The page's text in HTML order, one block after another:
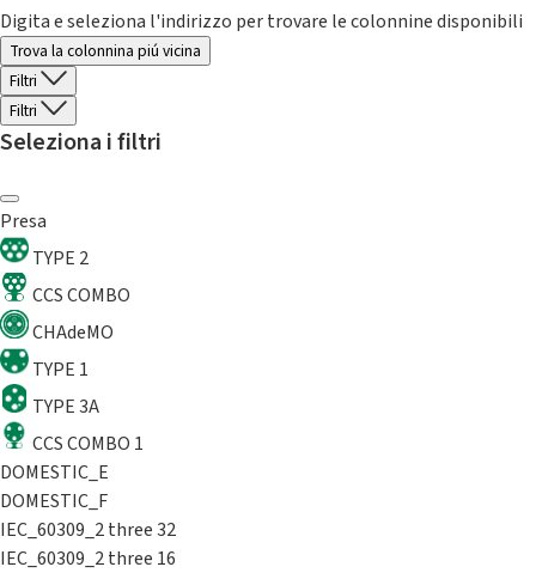
Digita e seleziona l'indirizzo per trovare le colonnine disponibili
Trova la colonnina piú vicina
Filtri
Filtri
Seleziona i filtri
Presa
TYPE 2
CCS COMBO
CHAdeMO
TYPE 1
TYPE 3A
CCS COMBO 1
DOMESTIC_E
DOMESTIC_F
IEC_60309_2 three 32
IEC_60309_2 three 16